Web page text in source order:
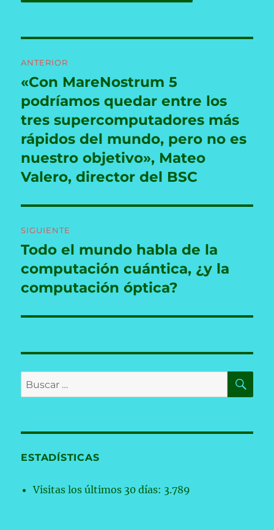
de
entradas
ANTERIOR
Entrada
anterior:
«Con MareNostrum 5
podríamos quedar entre los
tres supercomputadores más
rápidos del mundo, pero no es
nuestro objetivo», Mateo
Valero, director del BSC
SIGUIENTE
Entrada
siguiente:
Todo el mundo habla de la
computación cuántica, ¿y la
computación óptica?
Buscar
por:
ESTADÍSTICAS
Visitas los últimos 30 días: 3.789